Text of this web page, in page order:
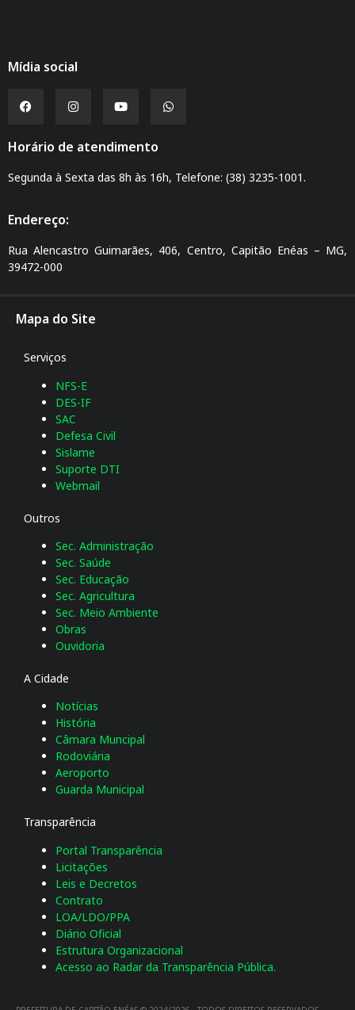
Mídia social
Horário de atendimento
Segunda à Sexta das 8h às 16h, Telefone: (38) 3235-1001.
Endereço:
Rua Alencastro Guimarães, 406, Centro, Capitão Enéas – MG,
39472-000
Mapa do Site
A Cidade
Notícias
História
Câmara Muncipal
Rodoviária
Aeroporto
Guarda Municipal
Transparência
Portal Transparência
Licitações
Leis e Decretos
Contrato
LOA/LDO/PPA
Diário Oficial
Estrutura Organizacional
Acesso ao Radar da Transparência Pública.
Serviços
NFS-E
DES-IF
SAC
Defesa Civil
Sislame
Suporte DTI
Webmail
Outros
Sec. Administração
Sec. Saúde
Sec. Educação
Sec. Agricultura
Sec. Meio Ambiente
Obras
Ouvidoria